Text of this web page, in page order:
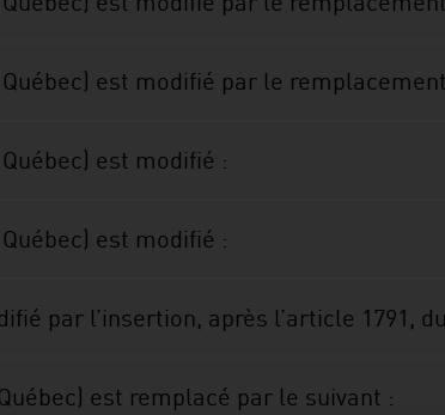
est modifié par le
est modifié :
est modifié :
par l’insertion, après l’article 1791,
est remplacé par le suivant :